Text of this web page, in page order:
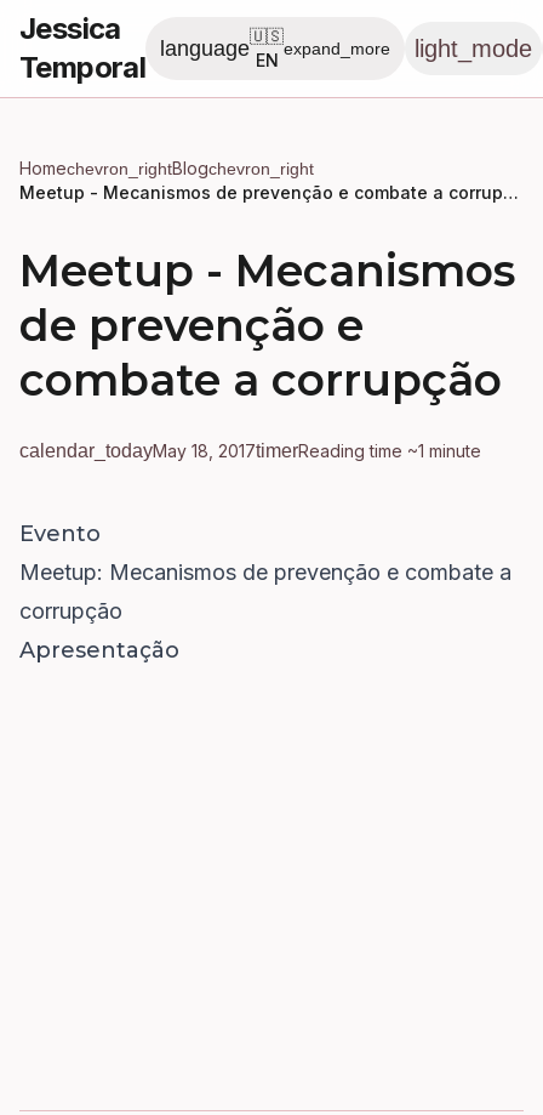
Jessica
Temporal
language
🇺🇸
EN
expand_more light_mode
Homechevron_rightBlogchevron_right
Meetup - Mecanismos de prevenção e combate a corrupção
Meetup - Mecanismos
de prevenção e
combate a corrupção
calendar_todayMay 18, 2017timerReading time ~1 minute
Evento
Meetup: Mecanismos de prevenção e combate a
corrupção
Apresentação